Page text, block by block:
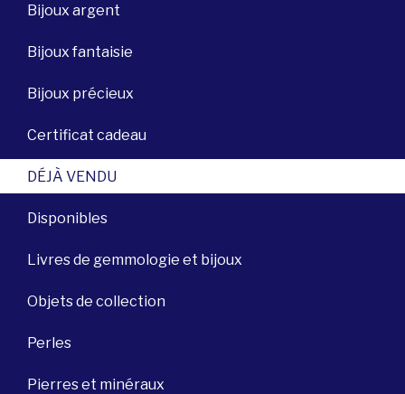
Bijoux argent
Bijoux fantaisie
Bijoux précieux
Certificat cadeau
DÉJÀ VENDU
Disponibles
Livres de gemmologie et bijoux
Objets de collection
Perles
Pierres et minéraux